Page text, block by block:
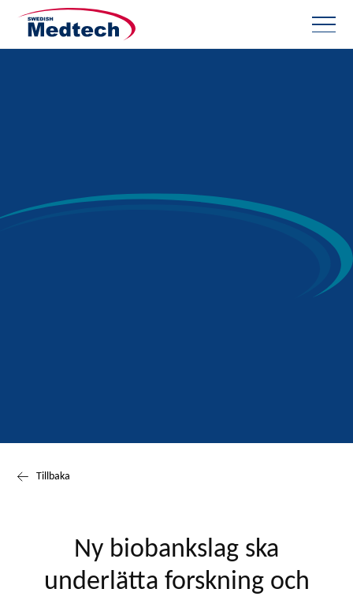
Tillbaka
Ny biobankslag ska
underlätta forskning och